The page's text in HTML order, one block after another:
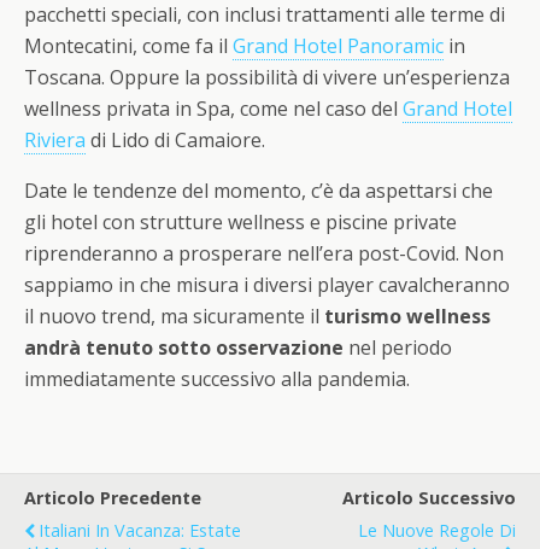
pacchetti speciali, con inclusi trattamenti alle terme di
Montecatini, come fa il Grand Hotel Panoramic in
Toscana. Oppure la possibilità di vivere un’esperienza
wellness privata in Spa, come nel caso del Grand Hotel
Riviera di Lido di Camaiore.
Date le tendenze del momento, c’è da aspettarsi che
gli hotel con strutture wellness e piscine private
riprenderanno a prosperare nell’era post-Covid. Non
sappiamo in che misura i diversi player cavalcheranno
il nuovo trend, ma sicuramente il turismo wellness
andrà tenuto sotto osservazione nel periodo
immediatamente successivo alla pandemia.
Articolo Precedente
Italiani In Vacanza: Estate
Articolo Successivo
Le Nuove Regole Di